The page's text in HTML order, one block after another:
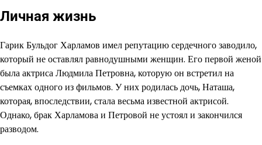
Личная жизнь
Гарик Бульдог Харламов имел репутацию сердечного заводило,
который не оставлял равнодушными женщин. Его первой женой
была актриса Людмила Петровна, которую он встретил на
съемках одного из фильмов. У них родилась дочь, Наташа,
которая, впоследствии, стала весьма известной актрисой.
Однако, брак Харламова и Петровой не устоял и закончился
разводом.